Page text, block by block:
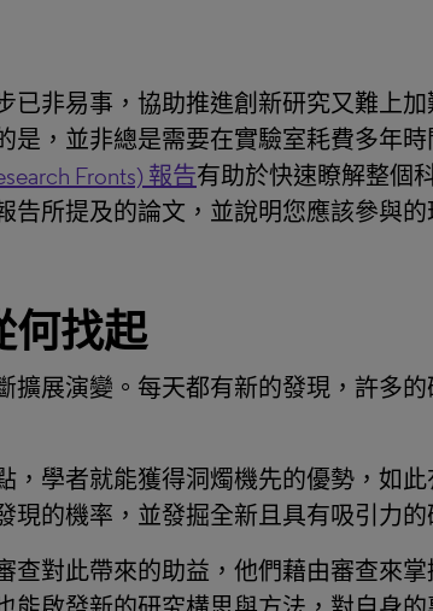
已非易事，協助推進創新研究又難上
是，並非總是需要在實驗室耗費多年
Fronts) 報告有助於快速瞭解整個
告所提及的論文，並說明您應該參與的
何找起
擴展演變。每天都有新的發現，許多
，學者就能獲得洞燭機先的優勢，如
現的機率，並發掘全新且具有吸引力的
查對此帶來的助益，他們藉由審查來